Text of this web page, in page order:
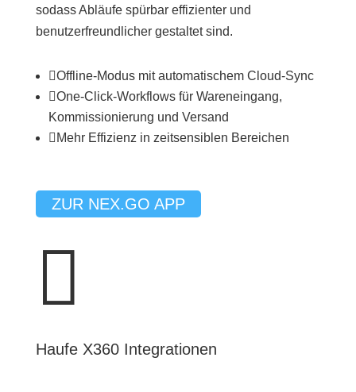
sodass Abläufe spürbar effizienter und
benutzerfreundlicher gestaltet sind.
Offline-Modus mit automatischem Cloud-Sync
One-Click-Workflows für Wareneingang,
Kommissionierung und Versand
 Mehr Effizienz in zeitsensiblen Bereichen
ZUR NEX.GO APP

Haufe X360 Integrationen